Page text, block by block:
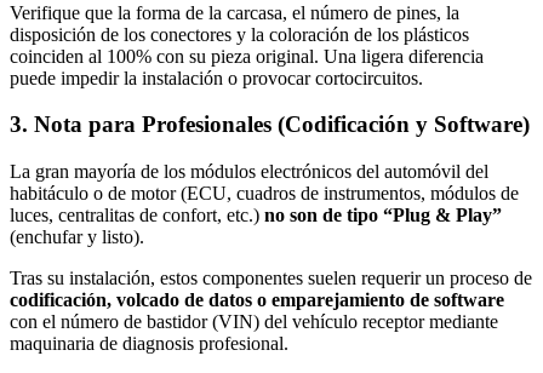
Verifique que la forma de la carcasa, el número de pines, la
disposición de los conectores y la coloración de los plásticos
coinciden al 100% con su pieza original. Una ligera diferencia
puede impedir la instalación o provocar cortocircuitos.
3. Nota para Profesionales (Codificación y Software)
La gran mayoría de los módulos electrónicos del automóvil del
habitáculo o de motor (ECU, cuadros de instrumentos, módulos de
luces, centralitas de confort, etc.) no son de tipo “Plug & Play”
(enchufar y listo).
Tras su instalación, estos componentes suelen requerir un proceso de
codificación, volcado de datos o emparejamiento de software
con el número de bastidor (VIN) del vehículo receptor mediante
maquinaria de diagnosis profesional.